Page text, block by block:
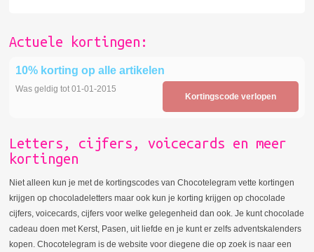
Actuele kortingen:
10% korting op alle artikelen
Kortingscode verlopen
Was geldig tot 01-01-2015
Letters, cijfers, voicecards en meer
kortingen
Niet alleen kun je met de kortingscodes van Chocotelegram vette kortingen
krijgen op chocoladeletters maar ook kun je korting krijgen op chocolade
cijfers, voicecards, cijfers voor welke gelegenheid dan ook. Je kunt chocolade
cadeau doen met Kerst, Pasen, uit liefde en je kunt er zelfs adventskalenders
kopen. Chocotelegram is de website voor diegene die op zoek is naar een